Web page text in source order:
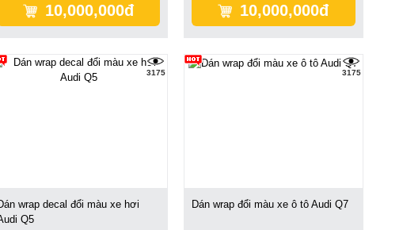
10,000,000đ 10,000,000đ
3175
wrap decal đổi màu xe hơi
Q5
3175
Dán wrap đổi màu xe ô tô Audi Q7